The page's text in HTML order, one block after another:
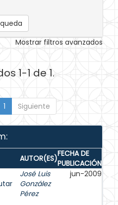
Mostrar filtros avanzados
1-1 de 1.
1 Siguiente
AUTOR(ES)FECHA DE
PUBLICACIÓN
José Luis
González
Pérez
jun-2009